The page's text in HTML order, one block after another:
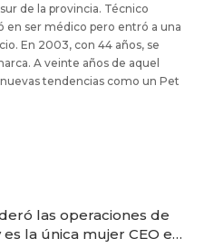
de la provincia. Técnico
en ser médico pero entró a una
En 2003, con 44 años, se
A veinte años de aquel
tendencias como un Pet
las operaciones de
es la única mujer CEO en